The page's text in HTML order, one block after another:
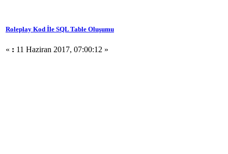
Roleplay Kod İle SQL Table Oluşumu
« : 11 Haziran 2017, 07:00:12 »